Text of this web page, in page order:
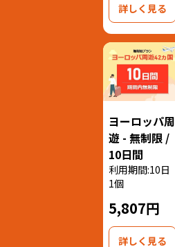
詳しく見る
ヨーロッパ周
遊 - 無制限 /
10日間
利用期間:10日
1個
5,807円
詳しく見る